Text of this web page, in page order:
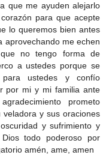
que me ayuden alejarlo
para que acepte
lo queremos bien antes
aprovechando me echen
no tengo forma de
a ustedes porque se
ustedes y confío
por mi y mi familia ante
prometo
y sus oraciones
y sufrimiento y
todo poderoso por
amén, ame, amen